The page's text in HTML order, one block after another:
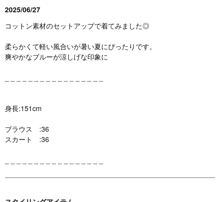
2025/06/27
コットン素材のセットアップで着てみました◎
柔らかくて軽い風合いが暑い夏にぴったりです。
爽やかなブルーが涼しげな印象に
身長:151cm
ブラウス :36
スカート :36